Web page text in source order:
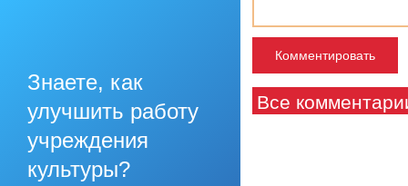
Знаете, как
улучшить работу
учреждения
культуры?
Все